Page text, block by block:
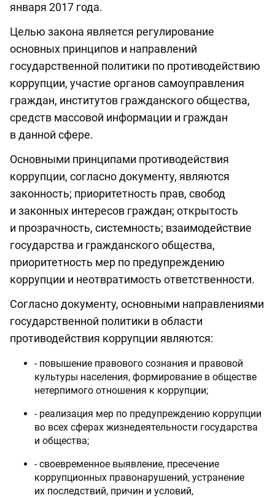
января 2017 года.
Целью закона является регулирование
основных принципов и направлений
государственной политики по противодействию
коррупции, участие органов самоуправления
граждан, институтов гражданского общества,
средств массовой информации и граждан
в данной сфере.
Основными принципами противодействия
коррупции, согласно документу, являются
законность; приоритетность прав, свобод
и законных интересов граждан; открытость
и прозрачность, системность; взаимодействие
государства и гражданского общества,
приоритетность мер по предупреждению
коррупции и неотвратимость ответственности.
Согласно документу, основными направлениями
государственной политики в области
противодействия коррупции являются:
- повышение правового сознания и правовой
культуры населения, формирование в обществе
нетерпимого отношения к коррупции;
- реализация мер по предупреждению коррупции
во всех сферах жизнедеятельности государства
и общества;
- своевременное выявление, пресечение
коррупционных правонарушений, устранение
их последствий, причин и условий,